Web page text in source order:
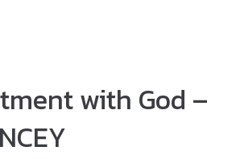
with God –